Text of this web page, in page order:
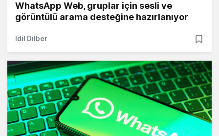
WhatsApp Web, gruplar için sesli ve
görüntülü arama desteğine hazırlanıyor
İdil Dilber